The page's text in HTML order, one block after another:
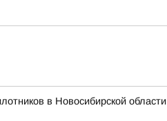
в Новосибирской области